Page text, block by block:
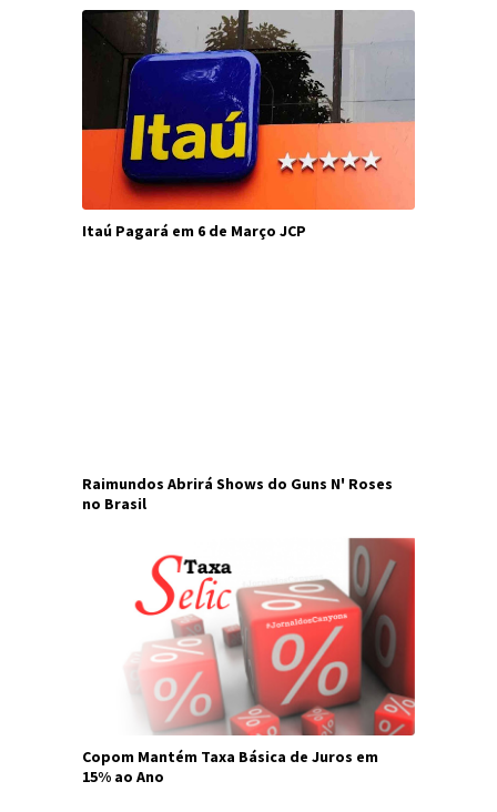
Itaú Pagará em 6 de Março JCP
Raimundos Abrirá Shows do Guns N' Roses
no Brasil
Copom Mantém Taxa Básica de Juros em
15% ao Ano